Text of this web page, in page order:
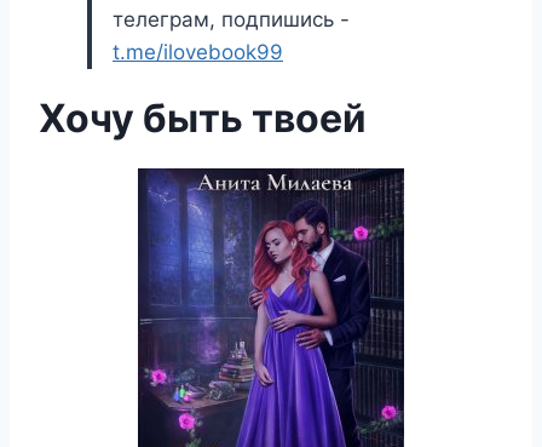
телеграм, подпишись -
t.me/ilovebook99
Хочу быть твоей